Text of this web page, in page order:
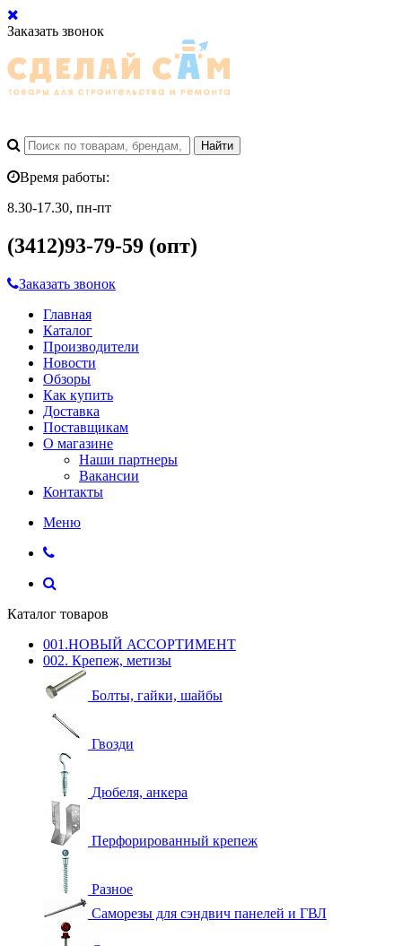
Заказать звонок
Время работы:
8.30-17.30, пн-пт
(3412)93-79-59 (опт)
Заказать звонок
Главная
Каталог
Производители
Новости
Обзоры
Как купить
Доставка
Поставщикам
О магазине
Наши партнеры
Вакансии
Контакты
Меню
Каталог товаров
001.НОВЫЙ АССОРТИМЕНТ
002. Крепеж, метизы
Болты, гайки, шайбы
Гвозди
Дюбеля, анкера
Перфорированный крепеж
Разное
Саморезы для сэндвич панелей и ГВЛ